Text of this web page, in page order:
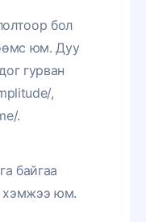
бол
юм. Дуу
гурван
,
.
байгаа
хэмжээ юм.